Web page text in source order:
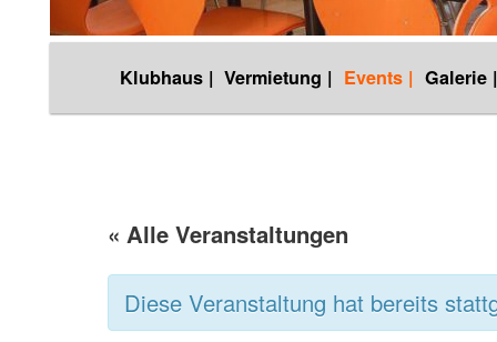
Zum
wechseln
Klubhaus | Vermietung | Events | Galerie |
« Alle Veranstaltungen
Diese Veranstaltung hat bereits